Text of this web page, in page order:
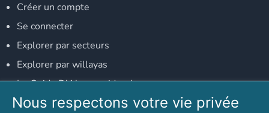
Créer un compte
Se connecter
Explorer par secteurs
Explorer par willayas
Le Guide D'Alger, guide-alger.com
NOS RÉSEAUX SOCIAUX
Nous respectons votre vie privée